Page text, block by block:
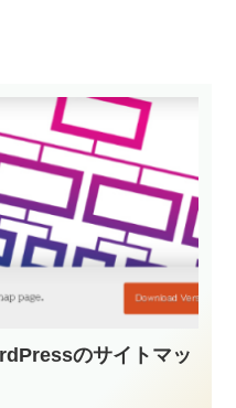
のサイトマッ